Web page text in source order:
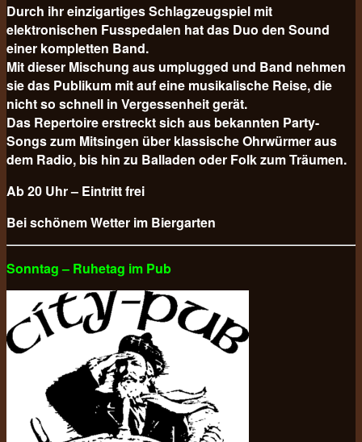
Durch ihr einzigartiges Schlagzeugspiel mit
elektronischen Fusspedalen hat das Duo den Sound
einer kompletten Band.
Mit dieser Mischung aus umplugged und Band nehmen
sie das Publikum mit auf eine musikalische Reise, die
nicht so schnell in Vergessenheit gerät.
Das Repertoire erstreckt sich aus bekannten Party-
Songs zum Mitsingen über klassische Ohrwürmer aus
dem Radio, bis hin zu Balladen oder Folk zum Träumen.
Ab 20 Uhr – Eintritt frei
Bei schönem Wetter im Biergarten
Sonntag – Ruhetag im Pub